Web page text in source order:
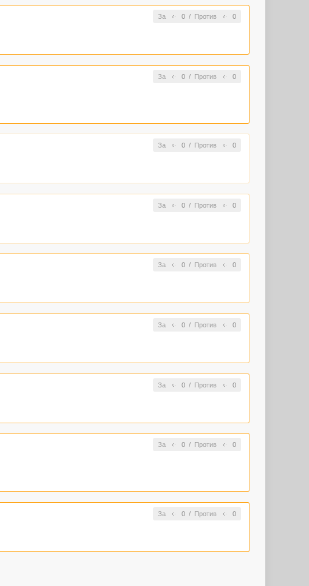
За 0/ Против 0
За 0/ Против 0
За 0/ Против 0
За 0/ Против 0
За 0/ Против 0
За 0/ Против 0
За 0/ Против 0
За 0/ Против 0
За 0/ Против 0